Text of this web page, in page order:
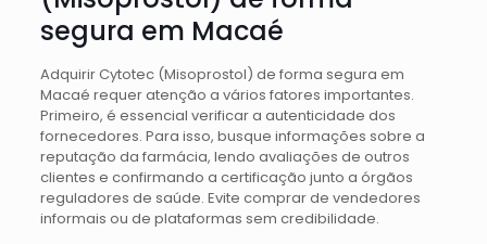
segura em Macaé
Adquirir Cytotec (Misoprostol) de forma segura em
Macaé requer atenção a vários fatores importantes.
Primeiro, é essencial verificar a autenticidade dos
fornecedores. Para isso, busque informações sobre a
reputação da farmácia, lendo avaliações de outros
clientes e confirmando a certificação junto a órgãos
reguladores de saúde. Evite comprar de vendedores
informais ou de plataformas sem credibilidade.